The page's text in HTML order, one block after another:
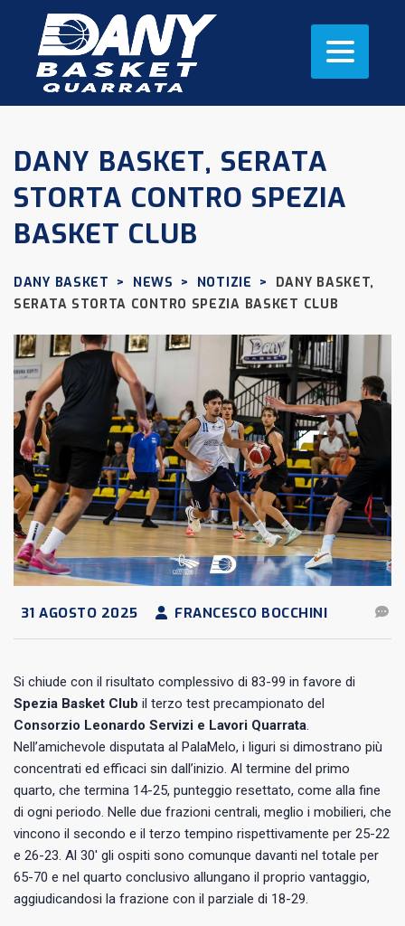
DANY BASKET, SERATA
STORTA CONTRO SPEZIA
BASKET CLUB
DANY BASKET > NEWS > NOTIZIE >
DANY BASKET,
SERATA STORTA CONTRO SPEZIA BASKET CLUB
31 AGOSTO 2025 FRANCESCO BOCCHINI
Si chiude con il risultato complessivo di 83-99 in favore di
Spezia Basket Club il terzo test precampionato del
Consorzio Leonardo Servizi e Lavori Quarrata.
Nell’amichevole disputata al PalaMelo, i liguri si dimostrano più
concentrati ed efficaci sin dall’inizio. Al termine del primo
quarto, che termina 14-25, punteggio resettato, come alla fine
di ogni periodo. Nelle due frazioni centrali, meglio i mobilieri, che
vincono il secondo e il terzo tempino rispettivamente per 25-22
e 26-23. Al 30′ gli ospiti sono comunque davanti nel totale per
65-70 e nel quarto conclusivo allungano il proprio vantaggio,
aggiudicandosi la frazione con il parziale di 18-29.